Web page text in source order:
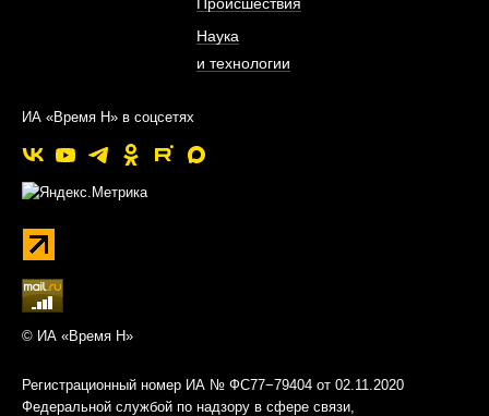
Наука
и технологии
ИА «Время Н» в соцсетях
© ИА «Время Н»
Регистрационный номер ИА № ФС77−79404 от 02.11.2020
Федеральной службой по надзору в сфере связи,